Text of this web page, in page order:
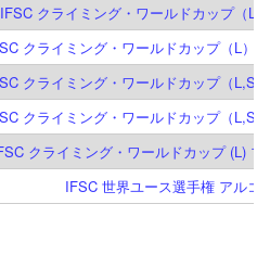
IFSC クライミング・ワールドカップ（L
クライミング・ワールドカップ（L）
クライミング・ワールドカップ（L,S
クライミング・ワールドカップ（L,S
クライミング・ワールドカップ (L) ブ
IFSC 世界ユース選手権 アルコ